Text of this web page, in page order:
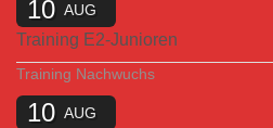
10 AUG
Training E2-Junioren
Training Nachwuchs
10 AUG